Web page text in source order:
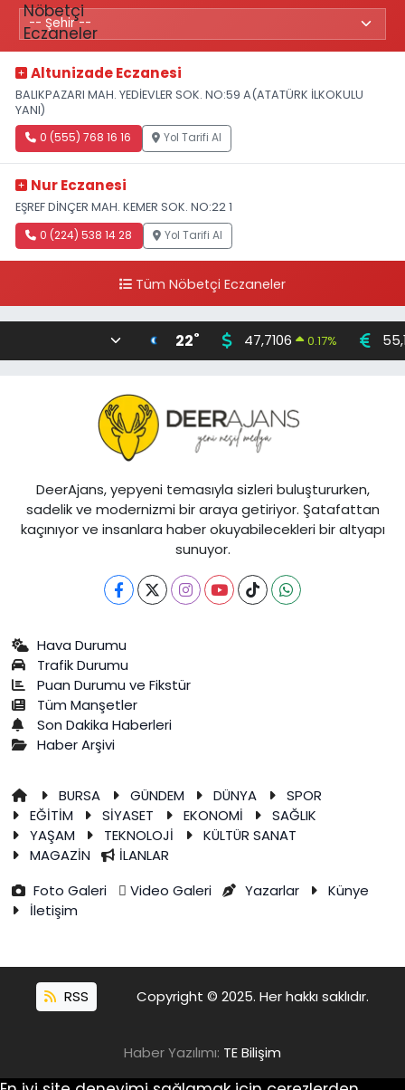
Altunizade Eczanesi
BALIKPAZARI MAH. YEDİEVLER SOK. NO:59 A(ATATÜRK İLKOKULU
YANI)
0 (555) 768 16 16 Yol Tarifi Al
Nur Eczanesi
EŞREF DİNÇER MAH. KEMER SOK. NO:22 1
0 (224) 538 14 28 Yol Tarifi Al
Tüm Nöbetçi Eczaneler
22° 47,7106 0.17%
DeerAjans, yepyeni temasıyla sizleri buluştururken,
sadelik ve modernizmi bir araya getiriyor. Şatafattan
kaçınıyor ve insanlara haber okuyabilecekleri bir altyapı
sunuyor.
Hava Durumu
Trafik Durumu
Puan Durumu ve Fikstür
Tüm Manşetler
Son Dakika Haberleri
Haber Arşivi
BURSA GÜNDEM DÜNYA
SPOR
EĞİTİM
SİYASET EKONOMİ
SAĞLIK
YAŞAM
TEKNOLOJİ
KÜLTÜR SANAT
MAGAZİN
İLANLAR
Foto Galeri
Video Galeri Yazarlar
Künye
İletişim
RSS Copyright © 2025. Her hakkı saklıdır.
Haber Yazılımı: TE Bilişim